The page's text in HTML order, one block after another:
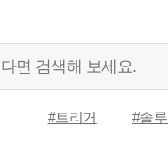
#트리거 #솔